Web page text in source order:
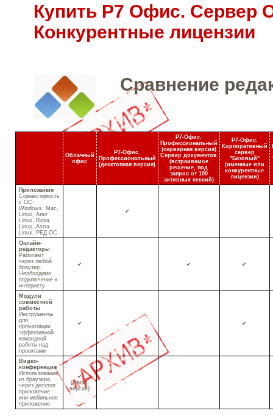
Купить Р7 Офис. Сервер
Конкурентные лицензии
Сравнение
Облачный
офис
Р7-Офис.
Профессиональный
(десктопная версия)
Р7-Офис.
Профессиональный
(серверная версия)
Сервер документов
(встраивамое
решение, под
запрос от 100
активных сессий)
Р7-Офис.
Корпоративный
сервер
"Базовый"
(именные или
конкурентные
лицензии)
Приложения
Совместимость
с ОС:
Windows, Mac,
Linux, Альт
Linux, Rosa
Linux, Astra
Linux, РЕД ОС
✔
Онлайн-
редакторы
Работают
через любой
браузер.
Необходимо
подключение к
интернету
✔ ✔ ✔
Модули
совместной
работы
Инструменты
для
организации
эффективной
командной
работы над
проектами
✔ ✔
Видео-
конференция
Использование
из браузера,
через десктоп
приложение
или мобильное
приложение
✔
(триал-
версия)